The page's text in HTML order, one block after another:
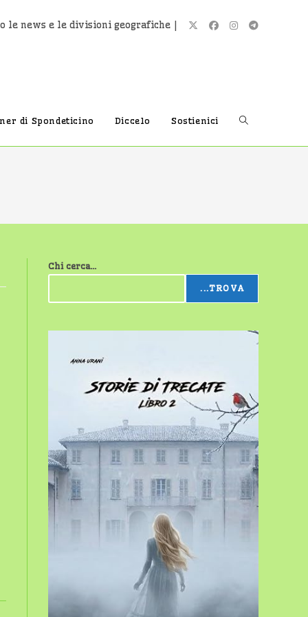
le news e le divisioni geografiche |
di Spondeticino Diccelo Sostienici Attiva/
ricerca
sul
Chi cerca...
...TROVA